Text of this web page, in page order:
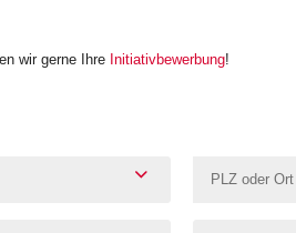
wir gerne Ihre Initiativbewerbung!